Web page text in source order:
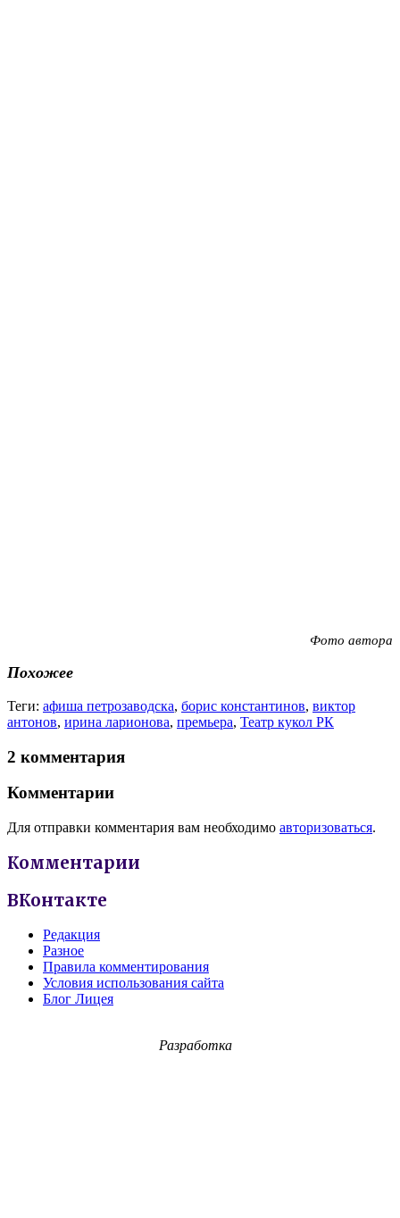
Фото автора
Похожее
Теги: афиша петрозаводска, борис константинов, виктор
антонов, ирина ларионова, премьера, Театр кукол РК
2 комментария
Комментарии
Для отправки комментария вам необходимо авторизоваться.
Комментарии
ВКонтакте
Редакция
Разное
Правила комментирования
Условия использования сайта
Блог Лицея
Разработка